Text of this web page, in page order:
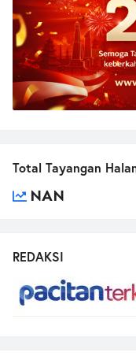
Total Tayangan
NAN
REDAKSI